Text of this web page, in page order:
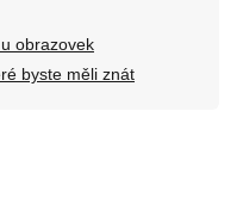
obrazovek
byste měli znát